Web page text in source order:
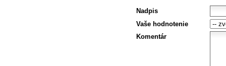
Nadpis
Vaše hodnotenie
Komentár